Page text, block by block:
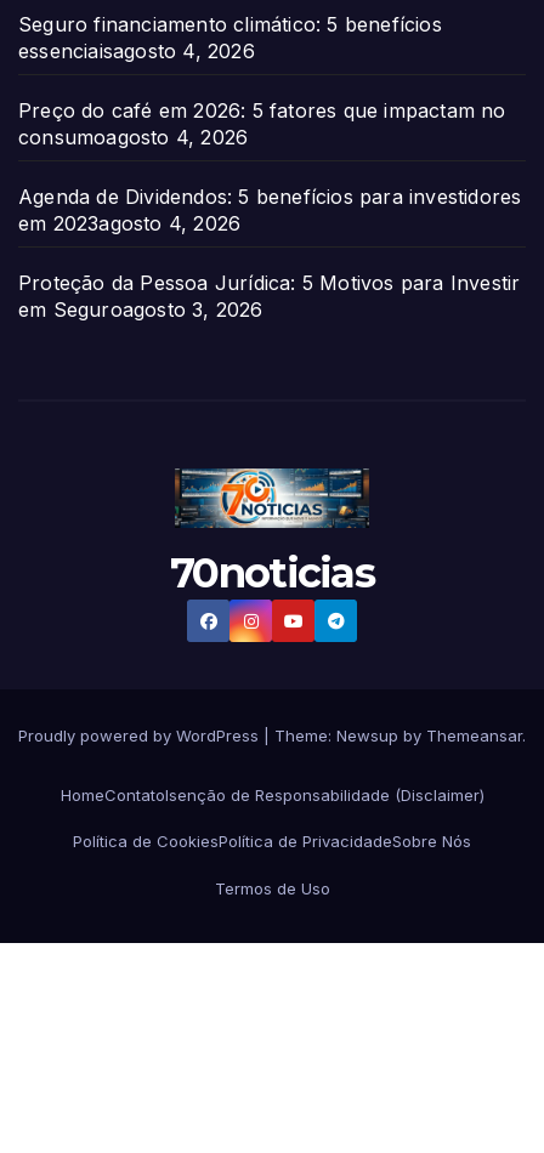
Seguro financiamento climático: 5 benefícios
essenciaisagosto 4, 2026
Preço do café em 2026: 5 fatores que impactam no
consumoagosto 4, 2026
Agenda de Dividendos: 5 benefícios para investidores
em 2023agosto 4, 2026
Proteção da Pessoa Jurídica: 5 Motivos para Investir
em Seguroagosto 3, 2026
70noticias
Proudly powered by WordPress Theme: Newsup by Themeansar.
HomeContatoIsenção de Responsabilidade (Disclaimer)
Política de CookiesPolítica de PrivacidadeSobre Nós
Termos de Uso